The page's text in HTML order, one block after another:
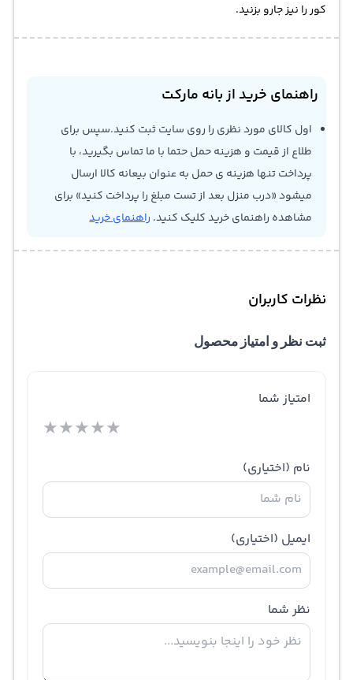
کور را نیز جارو بزنید.
راهنمای خرید از بانه مارکت
اول کالای مورد نظری را روی سایت ثبت کنید.سپس برای
طلاع از قیمت و هزینه حمل حتما با ما تماس بگیرید، با
پرداخت تنها هزینه ی حمل به عنوان بیعانه کالا ارسال
میشود «درب منزل بعد از تست مبلغ را پرداخت کنید» برای
مشاهده راهنمای خرید کلیک کنید. راهنمای خرید
نظرات کاربران
ثبت نظر و امتیاز محصول
امتیاز شما
★★★★★
نام (اختیاری)
ایمیل (اختیاری)
نظر شما